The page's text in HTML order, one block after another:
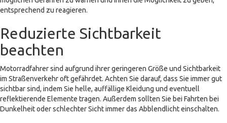
entsprechend zu reagieren.
Reduzierte Sichtbarkeit
beachten
Motorradfahrer sind aufgrund ihrer geringeren Größe und Sichtbarkeit
im Straßenverkehr oft gefährdet. Achten Sie darauf, dass Sie immer gut
sichtbar sind, indem Sie helle, auffällige Kleidung und eventuell
reflektierende Elemente tragen. Außerdem sollten Sie bei Fahrten bei
Dunkelheit oder schlechter Sicht immer das Abblendlicht einschalten.